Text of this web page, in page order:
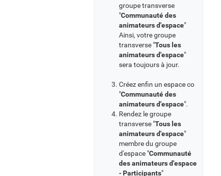
groupe transverse
"Communauté des
animateurs d'espace"
Ainsi, votre groupe
transverse "Tous les
animateurs d'espace"
sera toujours à jour.
Créez enfin un espace co
"Communauté des
animateurs d'espace".
Rendez le groupe
transverse "Tous les
animateurs d'espace"
membre du groupe
d'espace "Communauté
des animateurs d'espace
- Participants"